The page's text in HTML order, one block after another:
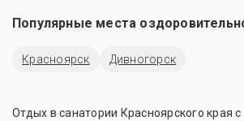
Популярные места
Красноярск Дивногорск
Отдых в санатории Красноярского края